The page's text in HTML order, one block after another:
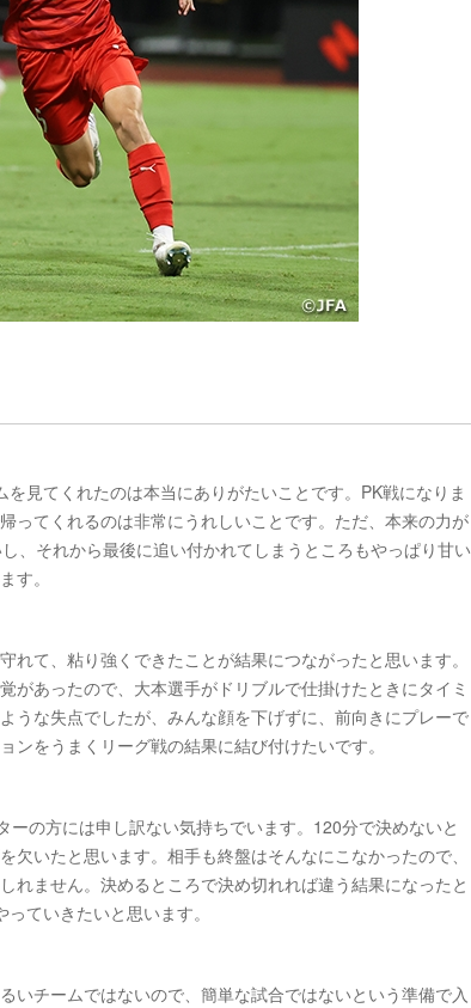
見てくれたのは本当にありがたいことです。PK戦になりま
ってくれるのは非常にうれしいことです。ただ、本来の力が
、それから最後に追い付かれてしまうところもやっぱり甘い
す。
て、粘り強くできたことが結果につながったと思います。
あったので、大本選手がドリブルで仕掛けたときにタイミ
うな失点でしたが、みんな顔を下げずに、前向きにプレーで
をうまくリーグ戦の結果に結び付けたいです。
の方には申し訳ない気持ちでいます。120分で決めないと
いたと思います。相手も終盤はそんなにこなかったので、
ません。決めるところで決め切れれば違う結果になったと
ていきたいと思います。
いチームではないので、簡単な試合ではないという準備で入